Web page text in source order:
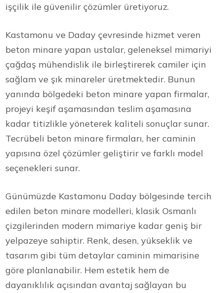
işçilik ile güvenilir çözümler üretiyoruz.
Kastamonu ve Daday çevresinde hizmet veren
beton minare yapan ustalar, geleneksel mimariyi
çağdaş mühendislik ile birleştirerek camiler için
sağlam ve şık minareler üretmektedir. Bunun
yanında bölgedeki beton minare yapan firmalar,
projeyi keşif aşamasından teslim aşamasına
kadar titizlikle yöneterek kaliteli sonuçlar sunar.
Tecrübeli beton minare firmaları, her caminin
yapısına özel çözümler geliştirir ve farklı model
seçenekleri sunar.
Günümüzde Kastamonu Daday bölgesinde tercih
edilen beton minare modelleri, klasik Osmanlı
çizgilerinden modern mimariye kadar geniş bir
yelpazeye sahiptir. Renk, desen, yükseklik ve
tasarım gibi tüm detaylar caminin mimarisine
göre planlanabilir. Hem estetik hem de
dayanıklılık açısından avantaj sağlayan bu